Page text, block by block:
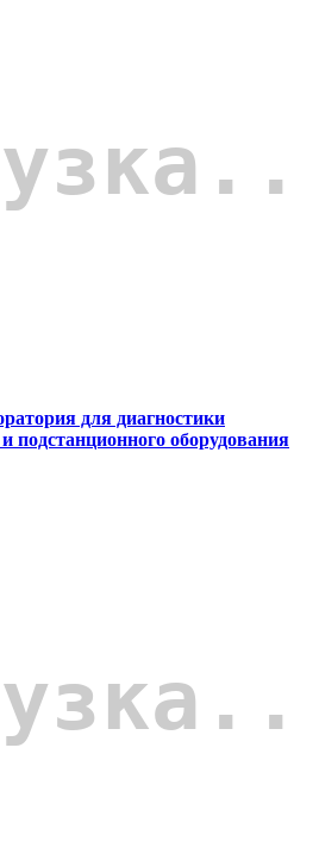
для диагностики
подстанционного оборудования